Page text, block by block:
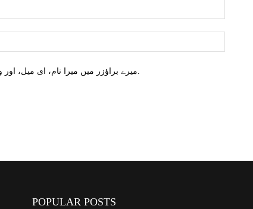
میرے براؤزر میں میرا نام، ای میل، اور ویب سائٹ محفوظ کریں اگلا وقت میں تبصرہ کریں.
POPULAR POSTS